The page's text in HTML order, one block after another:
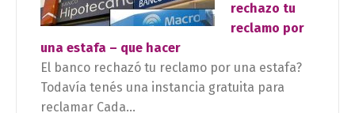
rechazo tu
reclamo por
una estafa – que hacer
El banco rechazó tu reclamo por una estafa?
Todavía tenés una instancia gratuita para
reclamar Cada...